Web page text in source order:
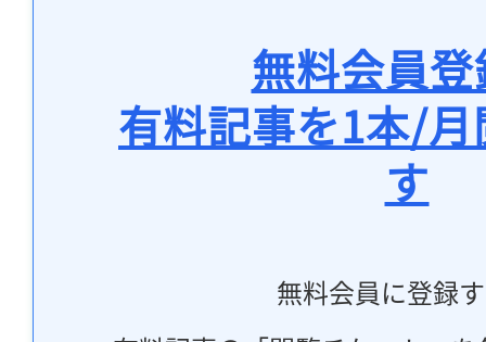
無料会員
有料記事を1本/
す
無料会員に登録